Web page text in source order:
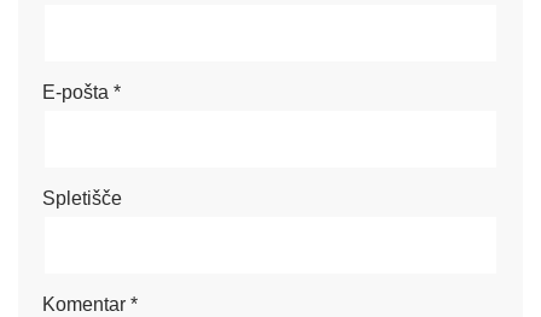
E-pošta *
Spletišče
Komentar *